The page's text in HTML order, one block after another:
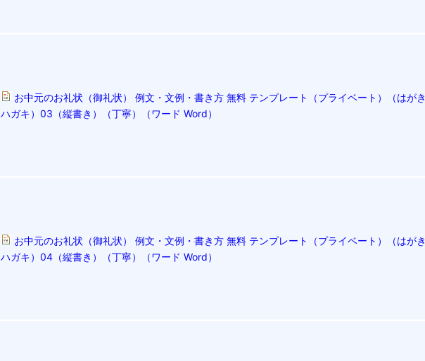
お中元のお礼状（御礼状） 例文・文例・書き方 無料 テンプレート（プライベート）（はがき
ハガキ）03（縦書き）（丁寧）（ワード Word）
お中元のお礼状（御礼状） 例文・文例・書き方 無料 テンプレート（プライベート）（はがき
ハガキ）04（縦書き）（丁寧）（ワード Word）